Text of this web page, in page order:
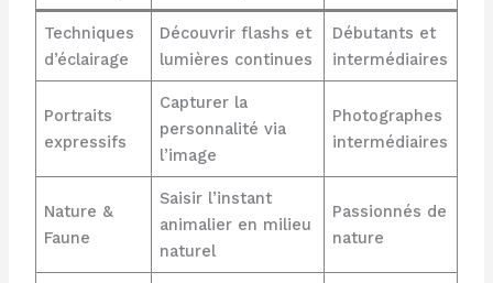
Techniques
d’éclairage
Découvrir flashs et
lumières continues
Débutants et
intermédiaires
Portraits
expressifs
Capturer la
personnalité via
l’image
Photographes
intermédiaires
Nature &
Faune
Saisir l’instant
animalier en milieu
naturel
Passionnés de
nature